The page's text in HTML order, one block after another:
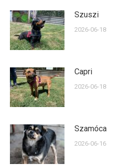
Szuszi
2026-06-18
Capri
2026-06-18
Szamóca
2026-06-16